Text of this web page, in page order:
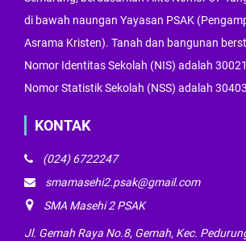
di bawah naungan Yayasan PSAK
Asrama Kristen). Tanah dan bangunan
Nomor Identitas Sekolah (NIS) adalah
Nomor Statistik Sekolah (NSS) adalah
KONTAK
(024) 6722247
smamasehi2.psak@gmail.com
SMA Masehi 2 PSAK
Jl. Gemah Raya No.8, Gemah, Kec.